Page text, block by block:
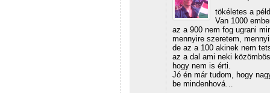
tökéletes a
Van 1000
az a 900 nem fog ugrani
mennyire szeretem,
de az a 100 akinek nem
az a dal ami neki
hogy nem is érti.
Jó én már tudom, hogy
be mindenhová…